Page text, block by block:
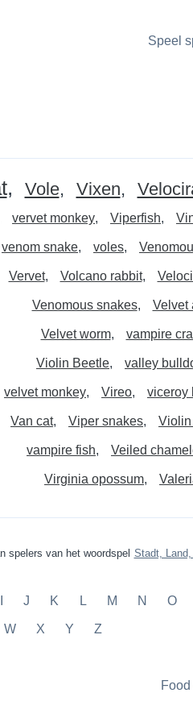
Speel
Vole Vixen
vervet monkey Viperfish
venom snake voles
Vervet Volcano rabbit
Venomous snakes Velvet
Velvet worm vampire
Violin Beetle valley
velvet monkey Vireo viceroy
Van cat Viper snakes
vampire fish Veiled
Virginia opossum
spelers van het woordspel Stadt,
J K L M N O
W X Y Z